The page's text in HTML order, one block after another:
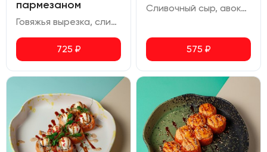
пармезаном
Говяжья вырезка, сливочный сыр, авокадо, трюфельный дрессинг, лук зеленый, пармезан
725 ₽
Сливочный сыр, авокадо, снежный краб, соус спайси, кальмар, икра масаго, перец чили, соус мисо с добавлением меда, соус терияки
575 ₽